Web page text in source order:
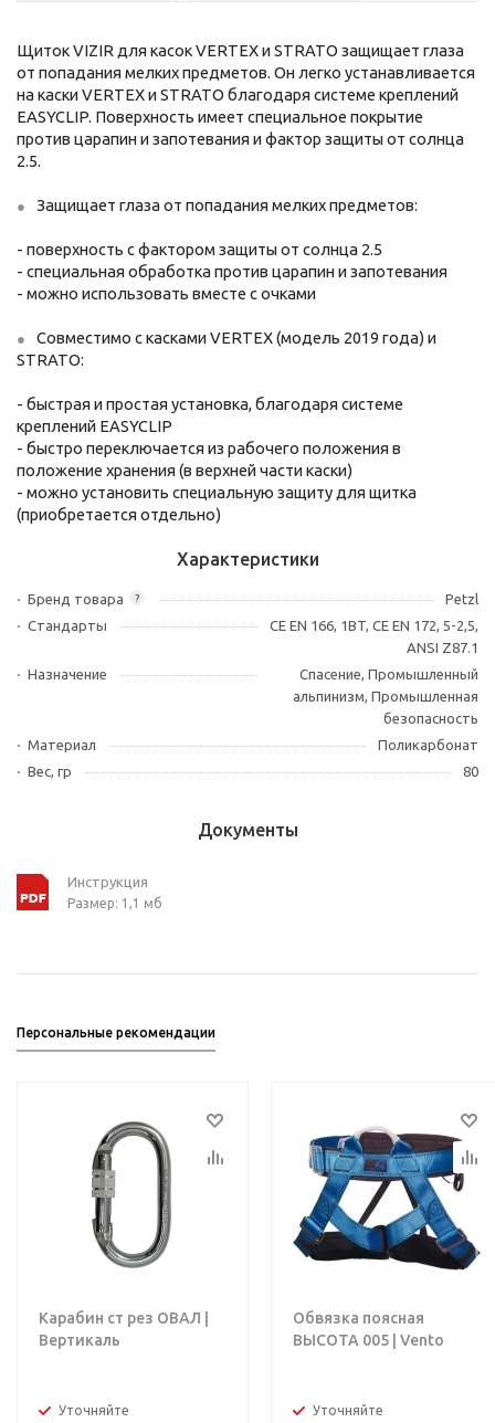
Щиток VIZIR для касок VERTEX и STRATO защищает глаза
от попадания мелких предметов. Он легко устанавливается
на каски VERTEX и STRATO благодаря системе креплений
EASYCLIP. Поверхность имеет специальное покрытие
против царапин и запотевания и фактор защиты от солнца
2.5.
Защищает глаза от попадания мелких предметов:
- поверхность с фактором защиты от солнца 2.5
- специальная обработка против царапин и запотевания
- можно использовать вместе с очками
Совместимо с касками VERTEX (модель 2019 года) и
STRATO:
- быстрая и простая установка, благодаря системе
креплений EASYCLIP
- быстро переключается из рабочего положения в
положение хранения (в верхней части каски)
- можно установить специальную защиту для щитка
(приобретается отдельно)
Характеристики
?
Бренд товара
Petzl
Стандарты
CE EN 166, 1BT, CE EN 172, 5-2,5,
ANSI Z87.1
Назначение
Спасение, Промышленный
альпинизм, Промышленная
безопасность
Материал
Поликарбонат
Вес, гр
80
Документы
Инструкция
Размер: 1,1 мб
Персональные рекомендации
Карабин ст рез ОВАЛ |
Вертикаль
Уточняйте
Обвязка поясная
ВЫСОТА 005 | Vento
Уточняйте